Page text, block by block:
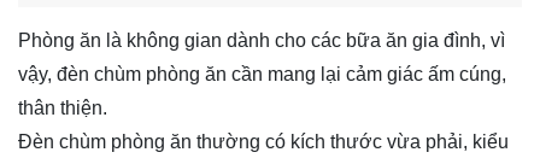
Phòng ăn là không gian dành cho các bữa ăn gia đình, vì
vậy, đèn chùm phòng ăn cần mang lại cảm giác ấm cúng,
thân thiện.
Đèn chùm phòng ăn thường có kích thước vừa phải, kiểu